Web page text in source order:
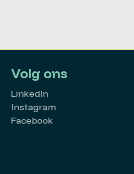
Volg ons
LinkedIn
Instagram
Facebook